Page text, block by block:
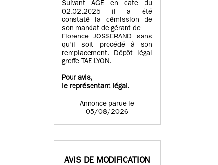
Suivant AGE en date du
02.02.2025 il a été
constaté la démission de
son mandat de gérant de
Florence JOSSERAND sans
qu’il soit procédé à son
remplacement. Dépôt légal
greffe TAE LYON.
Pour avis,
le représentant légal.
Annonce parue le
05/08/2026
AVIS DE MODIFICATION